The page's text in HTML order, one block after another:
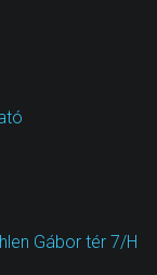
Gábor tér 7/H